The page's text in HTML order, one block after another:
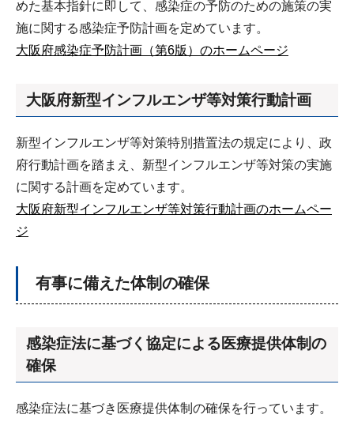
めた基本指針に即して、感染症の予防のための施策の実
施に関する感染症予防計画を定めています。
大阪府感染症予防計画（第6版）のホームページ
大阪府新型インフルエンザ等対策行動計画
新型インフルエンザ等対策特別措置法の規定により、政
府行動計画を踏まえ、新型インフルエンザ等対策の実施
に関する計画を定めています。
大阪府新型インフルエンザ等対策行動計画のホームペー
ジ
有事に備えた体制の確保
感染症法に基づく協定による医療提供体制の
確保
感染症法に基づき医療提供体制の確保を行っています。